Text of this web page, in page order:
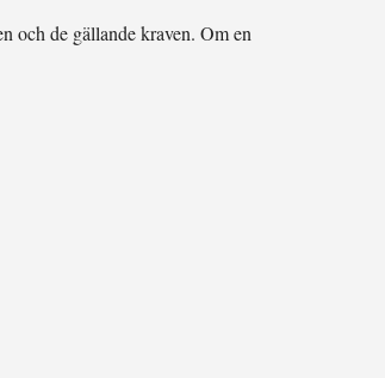
och de gällande kraven. Om en